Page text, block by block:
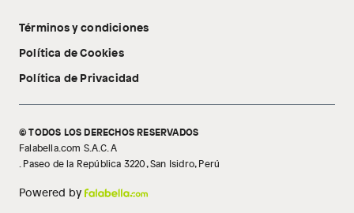
Tecnología Pillow Walk
Libro de reclamaciones
Términos y condiciones
Política de Cookies
Política de Privacidad
© TODOS LOS DERECHOS RESERVADOS
Falabella.com S.A.C. A
. Paseo de la República 3220, San Isidro, Perú
Powered by